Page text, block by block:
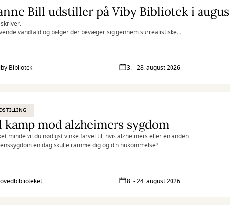
Bill udstiller på Viby Bibliotek i
vandfald og bølger der bevæger sig gennem surrealistiske
til beskueren.
fortælling og efterlader samtidig mindre uperfektheder, der fungerer
åndehuller og sprækker af lys.
Bibliotek 3. - 28. august 2026
kamp mod alzheimers sygdom
minde vil du nødigst vinke farvel til, hvis alzheimers eller en anden
en dag skulle ramme dig og din hukommelse?
8. - 24. august 2026